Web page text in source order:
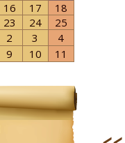
16 17
18
23 24
25
2 3
4
9 10 11